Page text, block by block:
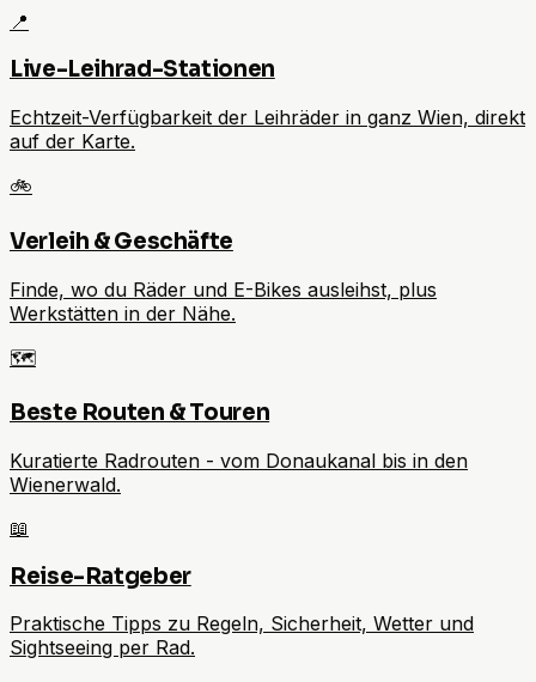
📍
Live-Leihrad-Stationen
Echtzeit-Verfügbarkeit der Leihräder in ganz Wien, direkt
auf der Karte.
🚲
Verleih & Geschäfte
Finde, wo du Räder und E-Bikes ausleihst, plus
Werkstätten in der Nähe.
🗺️
Beste Routen & Touren
Kuratierte Radrouten - vom Donaukanal bis in den
Wienerwald.
📖
Reise-Ratgeber
Praktische Tipps zu Regeln, Sicherheit, Wetter und
Sightseeing per Rad.